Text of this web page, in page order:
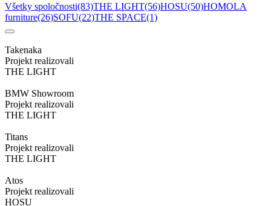
Všetky spoločnosti(83)THE LIGHT(56)HOSU(50)HOMOLA
furniture(26)SOFU(22)THE SPACE(1)
Takenaka
Projekt realizovali
THE LIGHT
BMW Showroom
Projekt realizovali
THE LIGHT
Titans
Projekt realizovali
THE LIGHT
Atos
Projekt realizovali
HOSU